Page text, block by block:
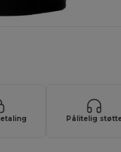
Pålitelig